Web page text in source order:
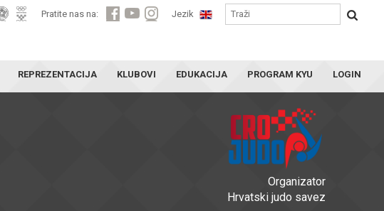
Pratite nas na: Jezik
REPREZENTACIJA KLUBOVI EDUKACIJA PROGRAM KYU LOGIN
Organizator
Hrvatski judo savez